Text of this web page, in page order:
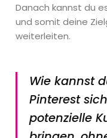
Danach kannst du
und somit deine
weiterleiten.
Wie kannst
Pinterest
potenzielle